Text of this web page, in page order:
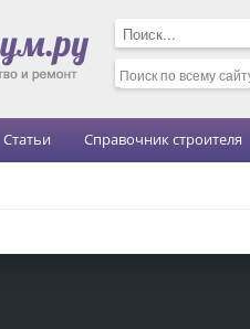
Статьи Справочник строителя